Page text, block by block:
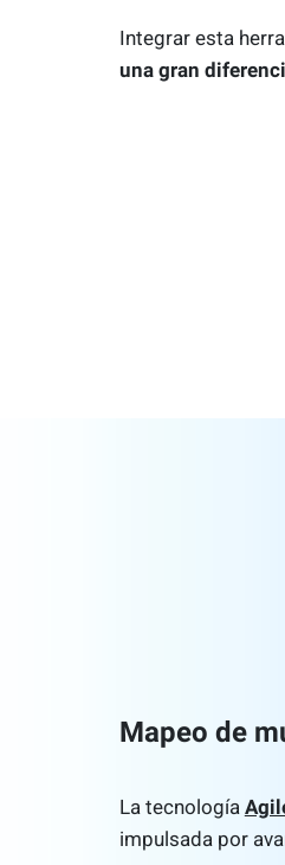
Integrar esta
una gran
Mapeo de
La tecnología
impulsada por